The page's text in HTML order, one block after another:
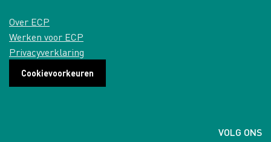
Over ECP
Werken voor ECP
Privacyverklaring
Cookievoorkeuren
VOLG ONS